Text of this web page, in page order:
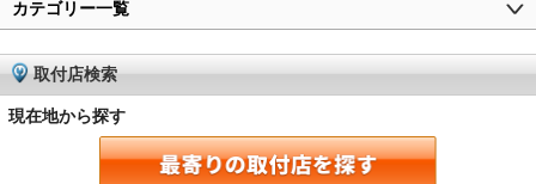
カテゴリー一覧
取付店検索
現在地から探す